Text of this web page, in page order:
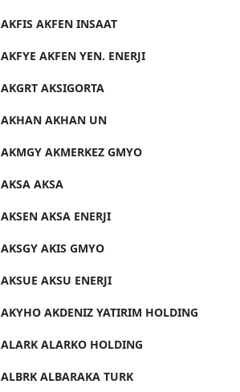
AKFIS AKFEN INSAAT
AKFYE AKFEN YEN. ENERJI
AKGRT AKSIGORTA
AKHAN AKHAN UN
AKMGY AKMERKEZ GMYO
AKSA AKSA
AKSEN AKSA ENERJI
AKSGY AKIS GMYO
AKSUE AKSU ENERJI
AKYHO AKDENIZ YATIRIM HOLDING
ALARK ALARKO HOLDING
ALBRK ALBARAKA TURK